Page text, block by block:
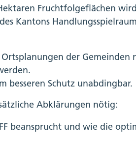
Fruchtfolgeflächen
Kantons
der Gemeinden
besseren Schutz unabdingbar.
Abklärungen nötig:
beansprucht und wie die